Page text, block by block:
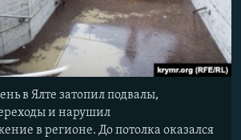
в Ялте затопил подвалы,
и нарушил
в регионе. До потолка оказался